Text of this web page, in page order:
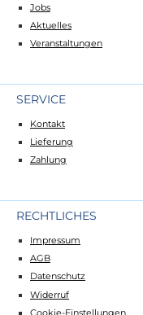
Jobs
Aktuelles
Veranstaltungen
SERVICE
Kontakt
Lieferung
Zahlung
RECHTLICHES
Impressum
AGB
Datenschutz
Widerruf
Cookie-Einstellungen